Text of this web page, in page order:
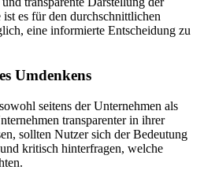
es für den durchschnittlichen
eine informierte Entscheidung zu
Umdenkens
seitens der Unternehmen als
transparenter in ihrer
sollten Nutzer sich der Bedeutung
kritisch hinterfragen, welche